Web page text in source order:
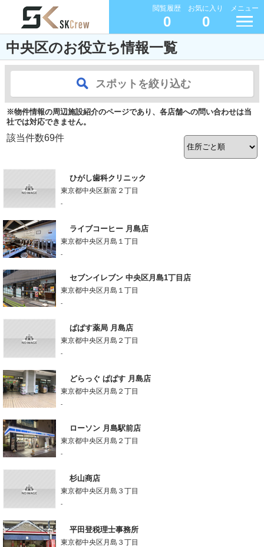
閲覧履歴
0
お気に入り
0
メニュー
中央区のお役立ち情報一覧
スポットを絞り込む
※物件情報の周辺施設紹介のページであり、各店舗への問い合わせは当
社では対応できません。
該当件数69件
ひがし歯科クリニック
東京都中央区新富２丁目
-
ライブコーヒー 月島店
東京都中央区月島１丁目
-
セブンイレブン 中央区月島1丁目店
東京都中央区月島１丁目
-
ぱぱす薬局 月島店
東京都中央区月島２丁目
-
どらっぐ ぱぱす 月島店
東京都中央区月島２丁目
-
ローソン 月島駅前店
東京都中央区月島２丁目
-
杉山商店
東京都中央区月島３丁目
-
平田登税理士事務所
東京都中央区月島３丁目